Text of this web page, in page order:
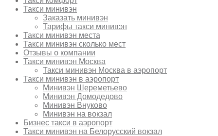
Такси минивэн
Заказать минивэн
Тарифы такси минивэн
Такси минивэн места
Такси минивэн сколько мест
Отзывы о компании
Такси минивэн Москва
Такси минивэн Москва в аэропорт
Такси минивэн в аэропорт
Минивэн Шереметьево
Минивэн Домодедово
Минивэн Внуково
Минивэн на вокзал
Бизнес такси в аэропорт
Такси минивэн на Белорусский вокзал